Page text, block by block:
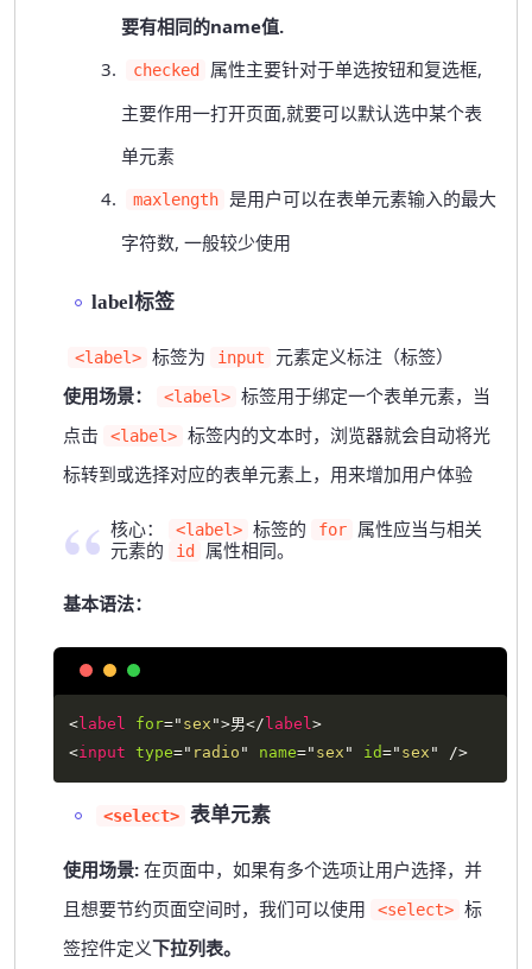
要有相同的name值.
checked
属性主要针对于单选按钮和复选框,
主要作用一打开页面,就要可以默认选中某个表
单元素
maxlength 是用户可以在表单元素输入的最大
字符数, 一般较少使用
label标签
<label> 标签为 input
元素定义标注（标签）
使用场景：
<label> 标签用于绑定一个表单元素，当
点击
<label> 标签内的文本时，浏览器就会自动将光
标转到或选择对应的表单元素上，用来增加用户体验
核心： <label> 标签的 for
属性应当与相关
元素的
id 属性相同。
基本语法：
< label for=" sex ">男</ label>
<input type=" radio " name=" sex " id=" sex " />
<select> 表单元素
使用场景: 在页面中，如果有多个选项让用户选择，并
且想要节约页面空间时，我们可以使用
<select> 标
签控件定义下拉列表。